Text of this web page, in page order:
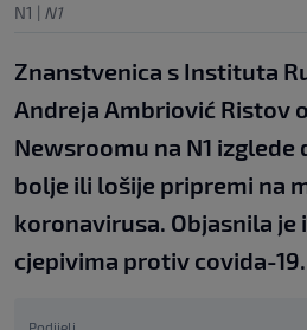
N1 | N1
Znanstvenica s Instituta
Andreja Ambriović Ristov
Newsroomu na N1 izglede
bolje ili lošije pripremi na
koronavirusa. Objasnila je
cjepivima protiv covida-19.
Podijeli